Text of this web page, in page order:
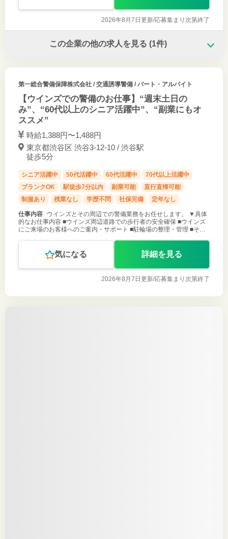
2026年8月7日更新/応募集まり次第終了
この企業の他の求人を見る (1件)
第一総合警備保障株式会社/ 交通誘導警備 / パート・アルバイト
【ウインズでの警備のお仕事】“週末土日の
み”、“60代以上のシニア活躍中”、“副業にもオ
ススメ”
時給1,388円〜1,488円
東京都渋谷区 渋谷3-12-10 / 渋谷駅
徒歩5分
シニア活躍中 50代活躍中 60代活躍中
70代以上活躍中
ブランクOK
駅徒歩7分以内 副業可能
直行直帰可能
制服あり
残業なし 学歴不問 社保完備 定年なし
仕事内容
ウインズとその周辺での警備業務をお任せします。 ▼具体
的なお仕事内容 ■ウインズ周辺道路での歩行者の安全確保 ■ウインズ
にご来場のお客様へのご案内・サポート ■駐輪場の整理・管理 ■その
気になる 詳細を見る
2026年8月7日更新/応募集まり次第終了